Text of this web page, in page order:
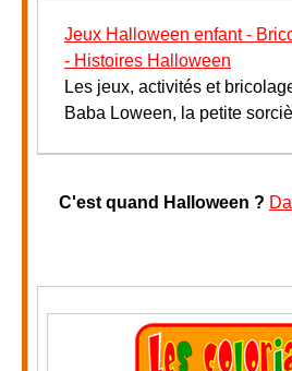
Jeux Halloween enfant -
- Histoires Halloween
Les jeux, activités et
Baba Loween, la petite
C'est quand Halloween ?